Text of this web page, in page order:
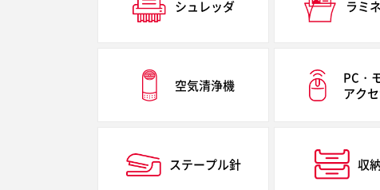
シュレッダ ラミ
空気清浄機
PC・
アク
ステープル針 収